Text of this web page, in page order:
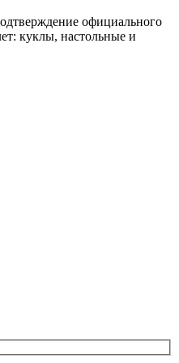
официального
куклы, настольные и